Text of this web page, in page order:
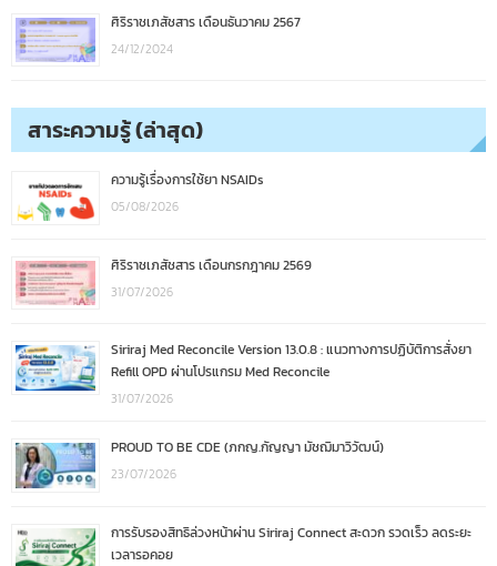
ศิริราชเภสัชสาร เดือนธันวาคม 2567
24/12/2024
สาระความรู้ (ล่าสุด)
ความรู้เรื่องการใช้ยา NSAIDs
05/08/2026
ศิริราชเภสัชสาร เดือนกรกฎาคม 2569
31/07/2026
Siriraj Med Reconcile Version 13.0.8 : แนวทางการปฏิบัติการสั่งยา
Refill OPD ผ่านโปรแกรม Med Reconcile
31/07/2026
PROUD TO BE CDE (ภกญ.กัญญา มัชฌิมาวิวัฒน์)
23/07/2026
การรับรองสิทธิล่วงหน้าผ่าน Siriraj Connect สะดวก รวดเร็ว ลดระยะ
เวลารอคอย